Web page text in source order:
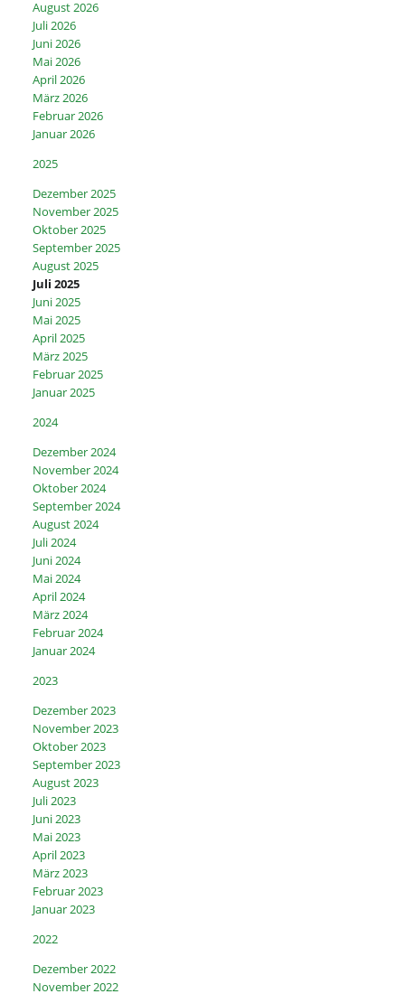
August 2026
Juli 2026
Juni 2026
Mai 2026
April 2026
März 2026
Februar 2026
Januar 2026
2025
Dezember 2025
November 2025
Oktober 2025
September 2025
August 2025
Juli 2025
Juni 2025
Mai 2025
April 2025
März 2025
Februar 2025
Januar 2025
2024
Dezember 2024
November 2024
Oktober 2024
September 2024
August 2024
Juli 2024
Juni 2024
Mai 2024
April 2024
März 2024
Februar 2024
Januar 2024
2023
Dezember 2023
November 2023
Oktober 2023
September 2023
August 2023
Juli 2023
Juni 2023
Mai 2023
April 2023
März 2023
Februar 2023
Januar 2023
2022
Dezember 2022
November 2022